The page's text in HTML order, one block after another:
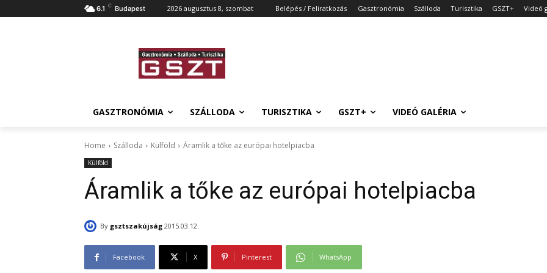
6.1 C Budapest 2026 augusztus 8, szombat Belépés / Feliratkozás Gasztronómia Szálloda Turisztika GSZT+ Videó
GASZTRONÓMIA SZÁLLODA TURISZTIKA GSZT+ VIDEÓ GALÉRIA
Home Szálloda Külföld Áramlik a tőke az európai hotelpiacba
Külföld
Áramlik a tőke az európai hotelpiacba
By gsztszakújság 2015.03.12.
Facebook X Pinterest WhatsApp